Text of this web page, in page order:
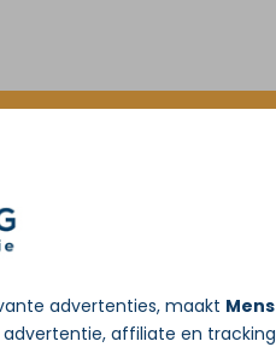
advertenties, maakt Mens
affiliate en tracking